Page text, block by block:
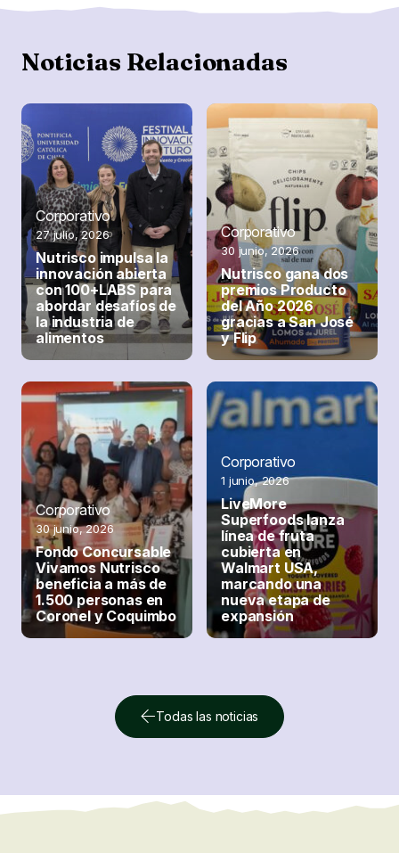
Noticias Relacionadas
Corporativo
27 julio, 2026
Nutrisco impulsa la
innovación abierta
con 100+LABS para
abordar desafíos de
la industria de
alimentos
Corporativo
30 junio, 2026
Nutrisco gana dos
premios Producto
del Año 2026
gracias a San José
y Flip
Corporativo
30 junio, 2026
Fondo Concursable
Vivamos Nutrisco
beneficia a más de
1.500 personas en
Coronel y Coquimbo
Corporativo
1 junio, 2026
LiveMore
Superfoods lanza
línea de fruta
cubierta en
Walmart USA,
marcando una
nueva etapa de
expansión
Corporativo
1 junio, 2026
Nutrisco y Copec
Flux impulsan
proyecto
fotovoltaico en la
planta de Romeral
Todas las noticias